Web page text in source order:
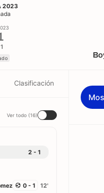
2023
Clasificación
Ver todo (16)
2 - 1
12'
0 - 1